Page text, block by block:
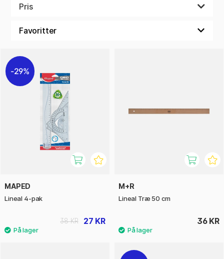
Nemme at bruge og designet til at inspirere kreativitet og
en fantastisk måde for børn at udvikle deres kunstneriske
Pris
29%
MAPED
Lineal 4-pak
27 KR
38 KR
M+R
Lineal Træ 50 cm
36 KR